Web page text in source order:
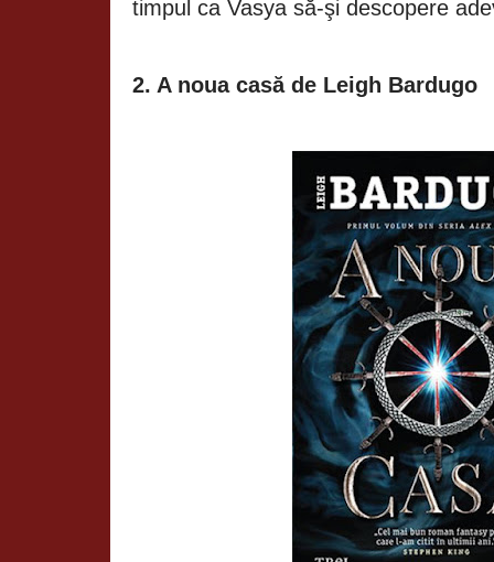
timpul ca Vasya să-şi descopere
2. A noua casă de Leigh Bardugo